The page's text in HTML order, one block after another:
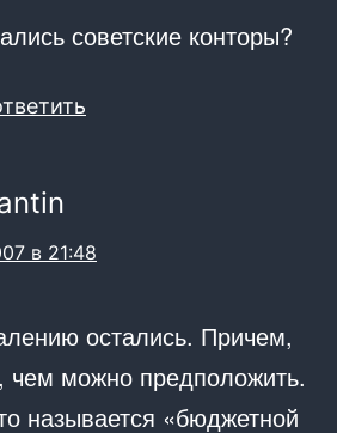
советские конторы?
в 21:48
остались. Причем,
чем можно предположить.
называется «бюджетной